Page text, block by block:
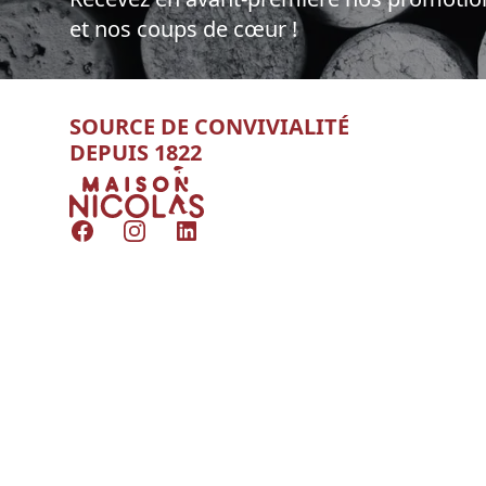
et nos coups de cœur !
SOURCE DE CONVIVIALITÉ
DEPUIS 1822
Nicolas
FacebookInstagramLinkedIn